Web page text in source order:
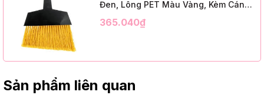
Đen, Lông PET Màu Vàng, Kèm Cán
12 Bộ/Thùng (9" Angle Broom, Black
365.040₫
Sản phẩm liên quan